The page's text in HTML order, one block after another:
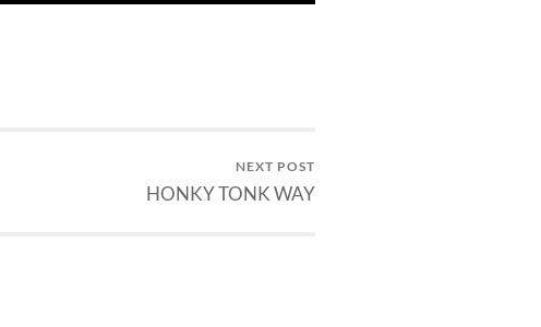
NEXT POST
HONKY TONK WAY